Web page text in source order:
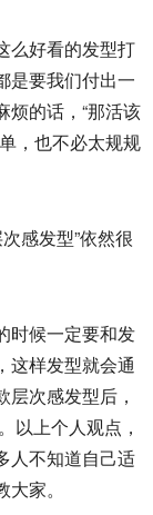
么好看的发型打
是要我们付出一
烦的话，“那活该
，也不必太规规
时候一定要和发
这样发型就会通
次感发型后，
以上个人观点，
人不知道自己适
家。